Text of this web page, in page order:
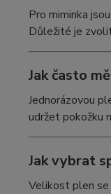
Pro miminka
Důležité je
Jak často
Jednorázovou
udržet pokožku
Jak vybrat
Velikost plen